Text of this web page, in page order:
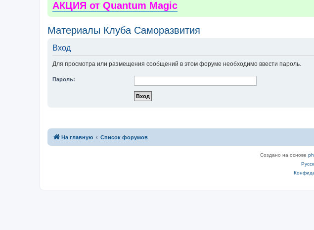
АКЦИЯ от Quantum Magic
Материалы Клуба Саморазвития
Вход
Для просмотра или размещения сообщений в этом форуме необходимо ввести пароль.
Пароль:
На главную Список форумов
Создано на основе